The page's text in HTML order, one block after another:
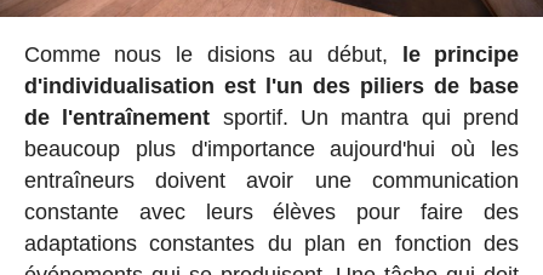
Comme nous le disions au début,
le principe
d'individualisation est l'un des piliers de base
de l'entraînement sportif. Un mantra qui prend
beaucoup plus d'importance aujourd'hui où les
entraîneurs doivent avoir une communication
constante avec leurs élèves pour faire des
adaptations constantes du plan en fonction des